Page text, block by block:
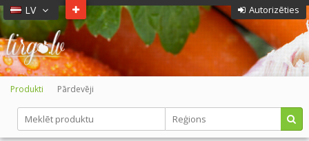
Autorizēties
LV
Produkti Pārdevēji